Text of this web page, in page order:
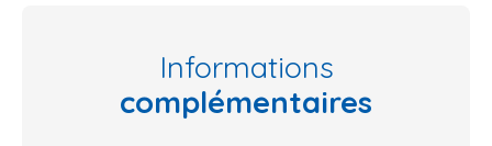
Informations
complémentaires